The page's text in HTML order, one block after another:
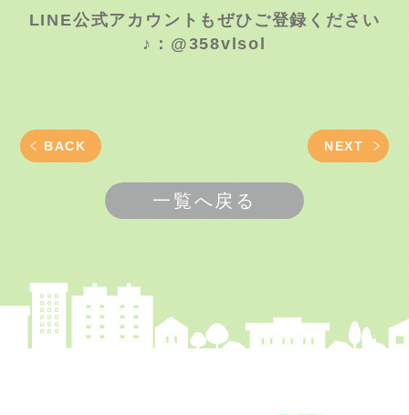
LINE公式アカウントもぜひご登録ください
♪：@358vlsol
BACK NEXT
一覧へ戻る